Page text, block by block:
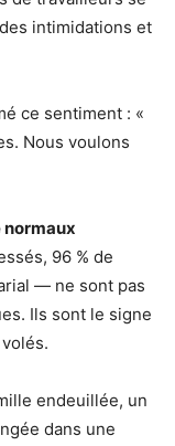
intimidations et
ce sentiment : «
Nous voulons
normaux
96 % de
— ne sont pas
Ils sont le signe
endeuillée, un
dans une